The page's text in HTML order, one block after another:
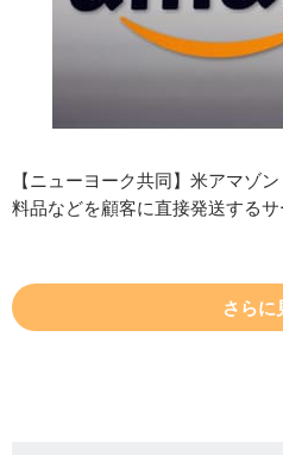
【ニューヨーク共同】米アマゾ
料品などを顧客に直接発送する
さらに